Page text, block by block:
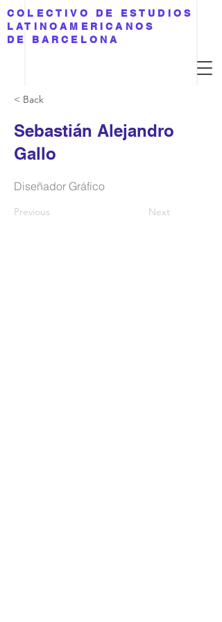
COLECTIVO DE ESTUDIOS
LATINOAMERICANOS
DE BARCELONA
< Back
Sebastián Alejandro
Gallo
Diseñador Gráfico
Previous Next